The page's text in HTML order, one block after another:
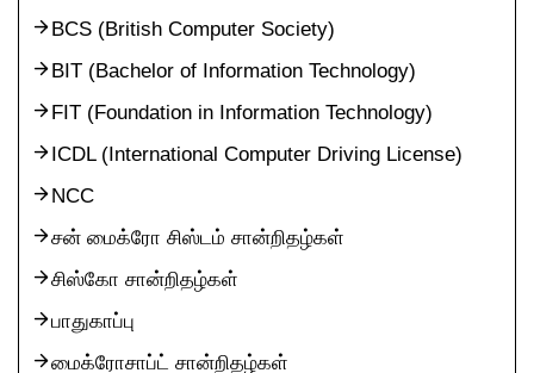
BCS (British Computer Society)
BIT (Bachelor of Information Technology)
FIT (Foundation in Information Technology)
ICDL (International Computer Driving License)
NCC
சன் மைக்ரோ சிஸ்டம் சான்றிதழ்கள்
சிஸ்கோ சான்றிதழ்கள்
பாதுகாப்பு
மைக்ரோசாப்ட் சான்றிதழ்கள்